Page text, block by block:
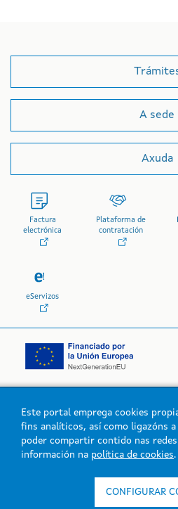
A sede
Axuda
Factura
electrónica
Plataforma de
contratación
eServizos
Logo da Xunta de Galicia
Este portal emprega cookies
fins analíticos, así como ligazóns
poder compartir contido nas
información na política de cookies.
CONFIGURAR